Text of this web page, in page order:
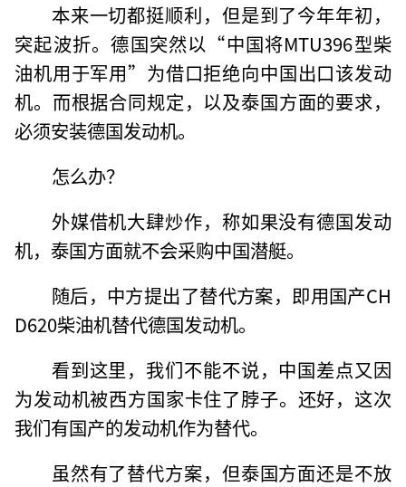
本来一切都挺顺利，但是到了今年年初，
突起波折。德国突然以“中国将MTU396型柴
油机用于军用”为借口拒绝向中国出口该发动
机。而根据合同规定，以及泰国方面的要求，
必须安装德国发动机。
怎么办？
外媒借机大肆炒作，称如果没有德国发动
机，泰国方面就不会采购中国潜艇。
随后，中方提出了替代方案，即用国产CH
D620柴油机替代德国发动机。
看到这里，我们不能不说，中国差点又因
为发动机被西方国家卡住了脖子。还好，这次
我们有国产的发动机作为替代。
虽然有了替代方案，但泰国方面还是不放